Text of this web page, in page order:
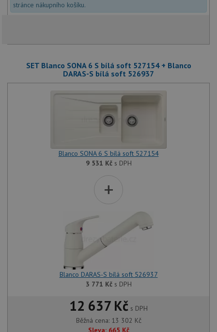
stránce nákupního košíku.
SET Blanco SONA 6 S bílá soft 527154 + Blanco
DARAS-S bílá soft 526937
Blanco SONA 6 S bílá soft 527154
9 531 Kčs DPH
+
Blanco DARAS-S bílá soft 526937
3 771 Kčs DPH
12 637 Kč s DPH
Běžná cena: 13 302 Kč
Sleva: 665 Kč